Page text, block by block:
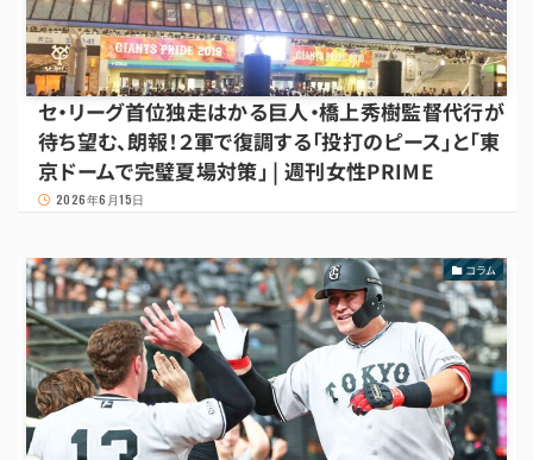
セ・リーグ首位独走はかる巨人・橋上秀樹監督代行が
待ち望む、朗報！２軍で復調する「投打のピース」と「東
京ドームで完璧夏場対策」 | 週刊女性PRIME
2026年6月15日
コラム